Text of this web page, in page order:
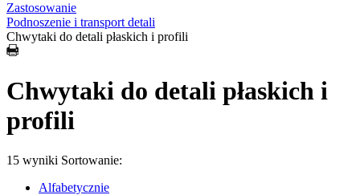
Zastosowanie
Podnoszenie i transport detali
Chwytaki do detali płaskich i profili
Chwytaki do detali płaskich i
profili
15 wyniki Sortowanie:
Alfabetycznie